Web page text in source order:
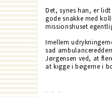
Det, synes han, er
gode snakke med
missionshuset
Imellem
sad
Jørgensen ved, at
at kigge i bøgerne i